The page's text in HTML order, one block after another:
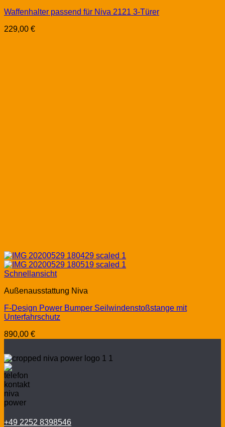
Waffenhalter passend für Niva 2121 3-Türer
229,00 €
Schnellansicht
Außenausstattung Niva
F-Design Power Bumper Seilwindenstoßstange mit
Unterfahrschutz
890,00 €
+49 2252 8398546